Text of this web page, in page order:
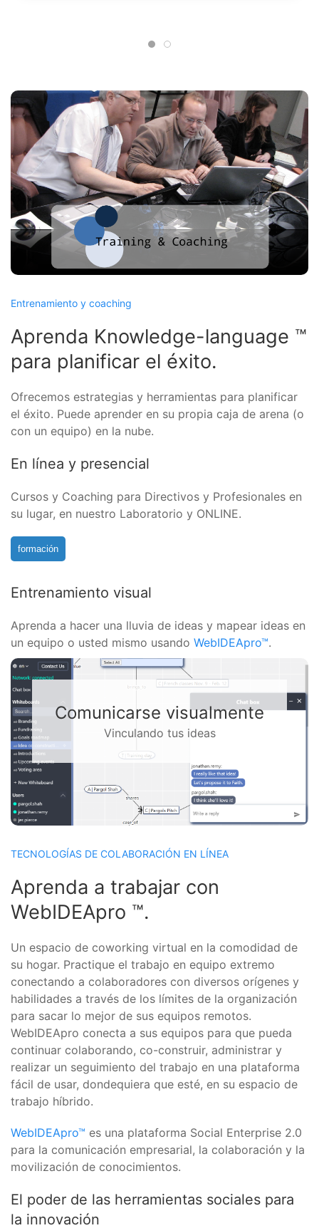
Entrenamiento y coaching
Aprenda Knowledge-language ™
para planificar el éxito.
Ofrecemos estrategias y herramientas para planificar
el éxito. Puede aprender en su propia caja de arena (o
con un equipo) en la nube.
En línea y presencial
Cursos y Coaching para Directivos y Profesionales en
su lugar, en nuestro Laboratorio y ONLINE.
formación
Entrenamiento visual
Aprenda a hacer una lluvia de ideas y mapear ideas en
un equipo o usted mismo usando WebIDEApro™.
Resolver problemas juntos
Con una pizarra virtual
TECNOLOGÍAS DE COLABORACIÓN EN LÍNEA
Aprenda a trabajar con
WebIDEApro ™.
Un espacio de coworking virtual en la comodidad de
su hogar. Practique el trabajo en equipo extremo
conectando a colaboradores con diversos orígenes y
habilidades a través de los límites de la organización
para sacar lo mejor de sus equipos remotos.
WebIDEApro conecta a sus equipos para que pueda
continuar colaborando, co-construir, administrar y
realizar un seguimiento del trabajo en una plataforma
fácil de usar, dondequiera que esté, en su espacio de
trabajo híbrido.
WebIDEApro™ es una plataforma Social Enterprise 2.0
para la comunicación empresarial, la colaboración y la
movilización de conocimientos.
El poder de las herramientas sociales para
la innovación